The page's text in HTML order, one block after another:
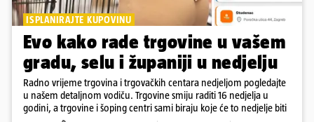
ISPLANIRAJTE KUPOVINU
Evo kako rade trgovine u vašem
gradu, selu i županiji u nedjelju
Radno vrijeme trgovina i trgovačkih centara nedjeljom pogledajte
u našem detaljnom vodiču. Trgovine smiju raditi 16 nedjelja u
godini, a trgovine i šoping centri sami biraju koje će to nedjelje biti